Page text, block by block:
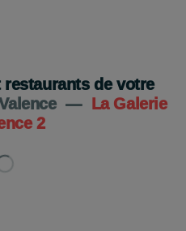
de votre
—
La Galerie
2